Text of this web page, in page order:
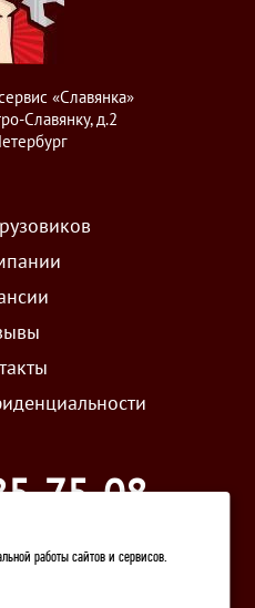
«Славянка»
Славянку, д.2
75-08
вопрос
работы сайтов и сервисов.